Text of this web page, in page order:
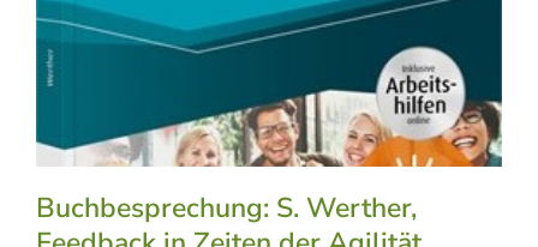
Buchbesprechung: S. Werther,